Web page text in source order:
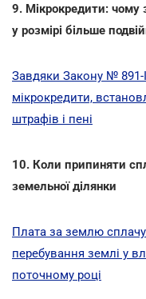
9. Мікрокредити: чому
у розмірі більше
Завдяки Закону № 891-
мікрокредити,
штрафів і пені
10. Коли припиняти
земельної ділянки
Плата за землю
перебування землі у
поточному році